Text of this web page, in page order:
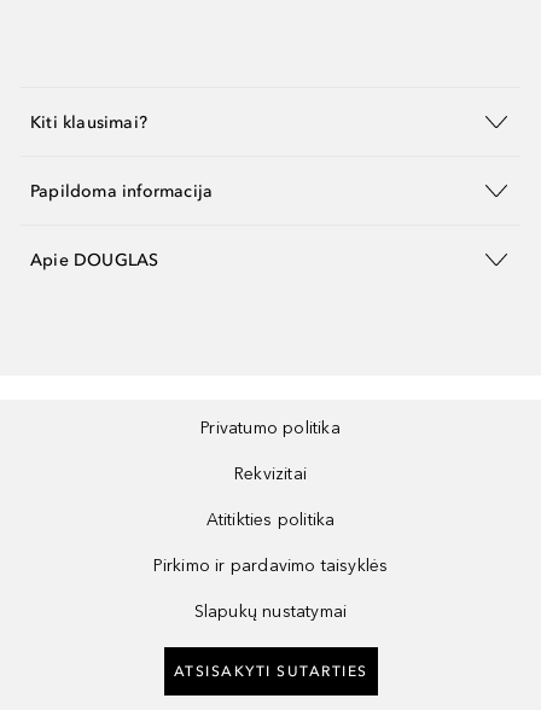
Kiti klausimai?
Papildoma informacija
Apie DOUGLAS
Privatumo politika
Rekvizitai
Atitikties politika
Pirkimo ir pardavimo taisyklės
Slapukų nustatymai
ATSISAKYTI SUTARTIES